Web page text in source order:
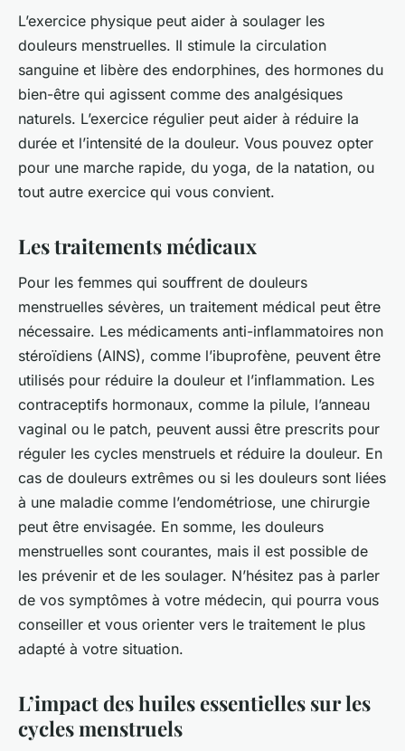
L’exercice physique peut aider à soulager les
douleurs menstruelles. Il stimule la circulation
sanguine et libère des endorphines, des hormones du
bien-être qui agissent comme des analgésiques
naturels. L’exercice régulier peut aider à réduire la
durée et l’intensité de la douleur. Vous pouvez opter
pour une marche rapide, du yoga, de la natation, ou
tout autre exercice qui vous convient.
Les traitements médicaux
Pour les femmes qui souffrent de douleurs
menstruelles sévères, un traitement médical peut être
nécessaire. Les médicaments anti-inflammatoires non
stéroïdiens (AINS), comme l’ibuprofène, peuvent être
utilisés pour réduire la douleur et l’inflammation. Les
contraceptifs hormonaux, comme la pilule, l’anneau
vaginal ou le patch, peuvent aussi être prescrits pour
réguler les cycles menstruels et réduire la douleur. En
cas de douleurs extrêmes ou si les douleurs sont liées
à une maladie comme l’endométriose, une chirurgie
peut être envisagée. En somme, les douleurs
menstruelles sont courantes, mais il est possible de
les prévenir et de les soulager. N’hésitez pas à parler
de vos symptômes à votre médecin, qui pourra vous
conseiller et vous orienter vers le traitement le plus
adapté à votre situation.
L’impact des huiles essentielles sur les
cycles menstruels